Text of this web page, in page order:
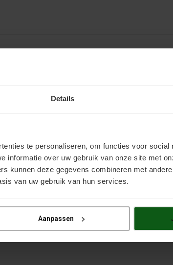
Details
te personaliseren, om functies voor social
informatie over uw gebruik van onze site met
kunnen deze gegevens combineren met
van uw gebruik van hun services.
Aanpassen
is een watergedragen 2-componenten
speciaal ontwikkeld voor het verven van
deze coating geef je een oude laminaatvloe